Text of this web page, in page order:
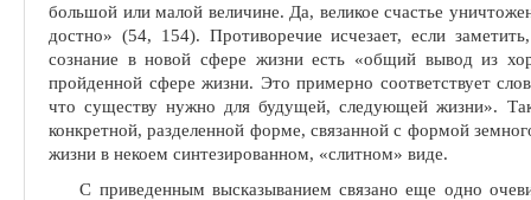
большой или малой величине. Да, великое счастье
достно» (54, 154). Противоречие исчезает, если
сознание в новой сфере жизни есть «общий вывод из
пройденной сфере жизни. Это примерно соответствует
что существу нужно для будущей, следующей жизни».
конкретной, разделенной форме, связанной с фор­мой
жизни в некоем синтезированном, «слитном» виде.
С приведенным высказыванием связано еще одно